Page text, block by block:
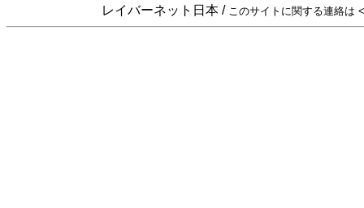
レイバーネット日本 / このサイトに関する連絡は